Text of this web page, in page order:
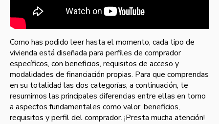
Como has podido leer hasta el momento, cada tipo de
vivienda está diseñada para perfiles de comprador
específicos, con beneficios, requisitos de acceso y
modalidades de financiación propias. Para que comprendas
en su totalidad las dos categorías, a continuación, te
resumimos las principales diferencias entre ellas en torno
a aspectos fundamentales como valor, beneficios,
requisitos y perfil del comprador. ¡Presta mucha atención!